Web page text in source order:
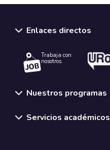
Enlaces directos
Trabaja con
nosotros.
Nuestros programas
Servicios académicos